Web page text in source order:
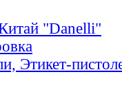
"Danelli"
Этикет-